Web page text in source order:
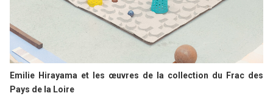
Emilie Hirayama et les œuvres de la collection du Frac des
Pays de la Loire